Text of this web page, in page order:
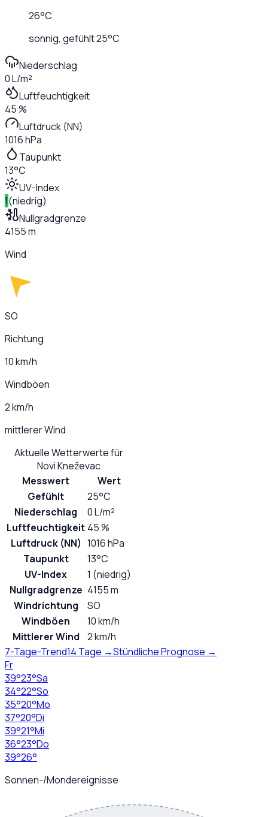
26°C
sonnig, gefühlt25°C
Niederschlag
0 L/m²
Luftfeuchtigkeit
45 %
Luftdruck (NN)
1016 hPa
Taupunkt
13°C
UV-Index
1(niedrig)
Nullgradgrenze
4155 m
Wind
SO
Richtung
10 km/h
Windböen
2 km/h
mittlerer Wind
Aktuelle Wetterwerte für
Novi Kneževac
Messwert
Wert
Gefühlt
25°C
Niederschlag
0 L/m²
Luftfeuchtigkeit 45 %
Luftdruck (NN) 1016 hPa
Taupunkt
13°C
UV-Index
1 (niedrig)
Nullgradgrenze 4155 m
Windrichtung
SO
Windböen
10 km/h
Mittlerer Wind
2 km/h
7-Tage-Trend14 Tage →Stündliche Prognose →
Fr
39°23°Sa
34°22°So
35°20°Mo
37°20°Di
39°21°Mi
36°23°Do
39°26°
Sonnen-/Mondereignisse